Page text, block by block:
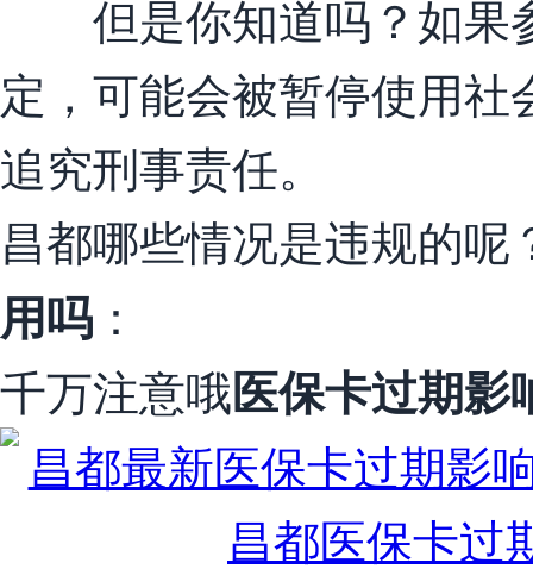
但是你知道吗？如果
定，可能会被暂停使用
追究刑事责任。
昌都哪些情况是违规的呢
用吗 ：
千万注意哦医保卡过期影